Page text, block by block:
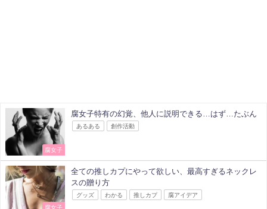
腐女子
腐女子特有の幻覚、他人に説明できる…はず…たぶん
あるある 創作活動
腐女子
全ての推しカプにやって欲しい、最高すぎるネックレ
スの贈り方
グッズ わかる 推しカプ 腐アイデア